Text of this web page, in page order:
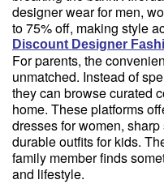
designer wear for men,
to 75% off, making style
Discount Designer
For parents, the
unmatched. Instead of
they can browse curated
home. These platforms
dresses for women,
durable outfits for kids.
family member finds
and lifestyle.